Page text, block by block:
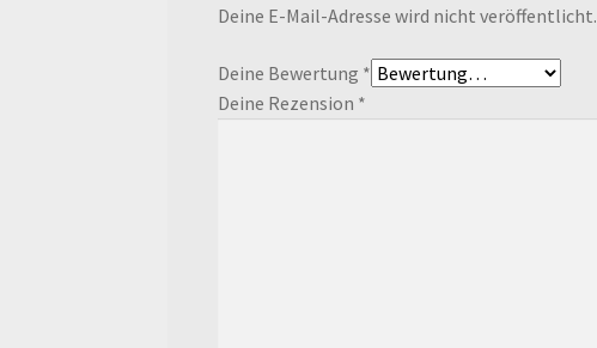
Deine E-Mail-Adresse wird nicht veröffentlicht.
Deine Bewertung *
Deine Rezension *